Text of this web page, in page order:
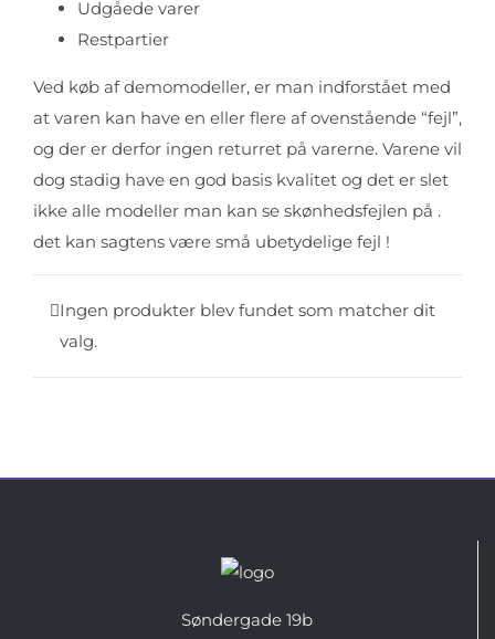
Udgåede varer
Restpartier
Ved køb af demomodeller, er man indforstået med
at varen kan have en eller flere af ovenstående “fejl”,
og der er derfor ingen returret på varerne. Varene vil
dog stadig have en god basis kvalitet og det er slet
ikke alle modeller man kan se skønhedsfejlen på .
det kan sagtens være små ubetydelige fejl !
Ingen produkter blev fundet som matcher dit
valg.
Søndergade 19b